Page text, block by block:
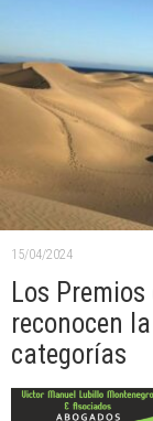
15/04/2024
Los
reconocen
categorías